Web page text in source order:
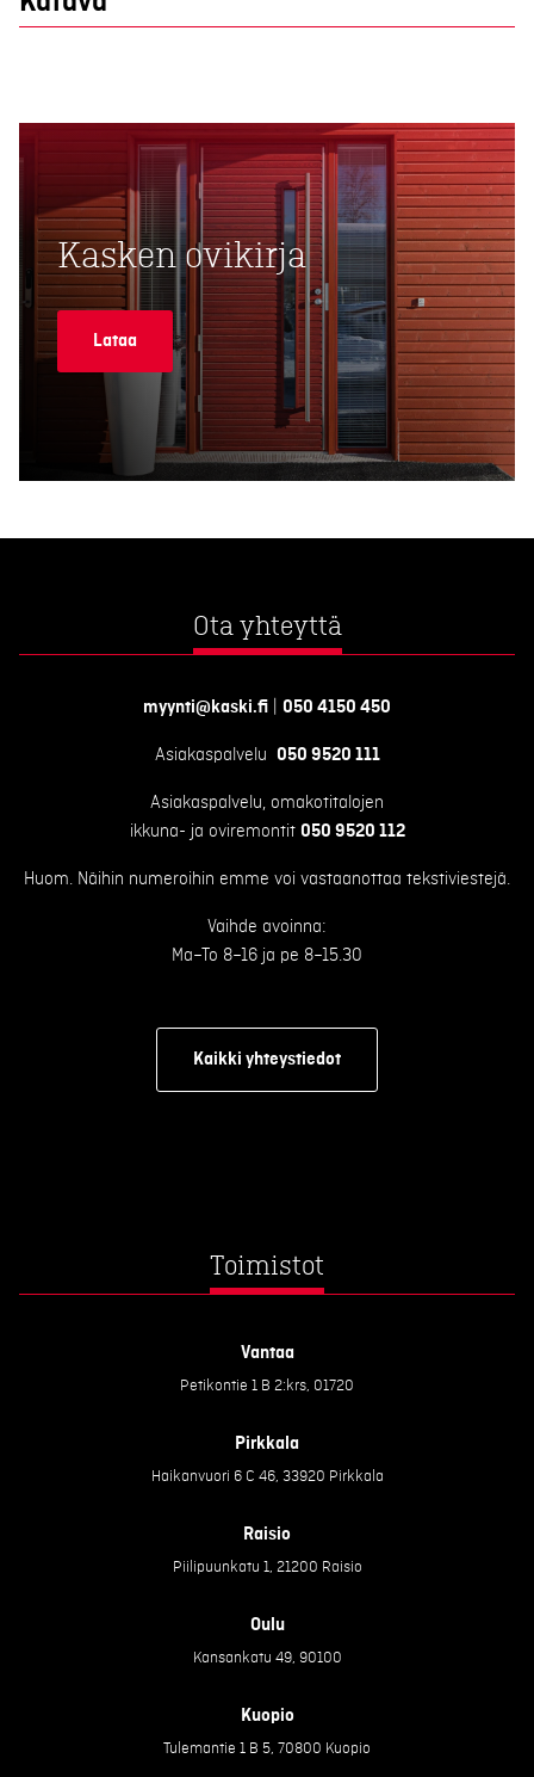
Kasken ovikirja
Lataa
Ota yhteyttä
myynti@kaski.fi 050 4150 450
Asiakaspalvelu 050 9520 111
Asiakaspalvelu, omakotitalojen
ikkuna- ja oviremontit 050 9520 112
Huom. Näihin numeroihin emme voi vastaanottaa tekstiviestejä.
Vaihde avoinna:
Ma–To 8–16 ja pe 8–15.30
Kaikki yhteystiedot
Toimistot
Vantaa
Petikontie 1 B 2:krs, 01720
Pirkkala
Haikanvuori 6 C 46, 33920 Pirkkala
Raisio
Piilipuunkatu 1, 21200 Raisio
Oulu
Kansankatu 49, 90100
Kuopio
Tulemantie 1 B 5, 70800 Kuopio